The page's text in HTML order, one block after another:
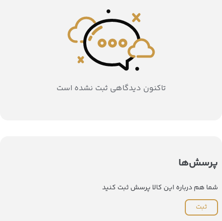
تاکنون دیدگاهی ثبت نشده است
پرسش‌ها
شما هم درباره این کالا پرسش ثبت کنید
ثبت